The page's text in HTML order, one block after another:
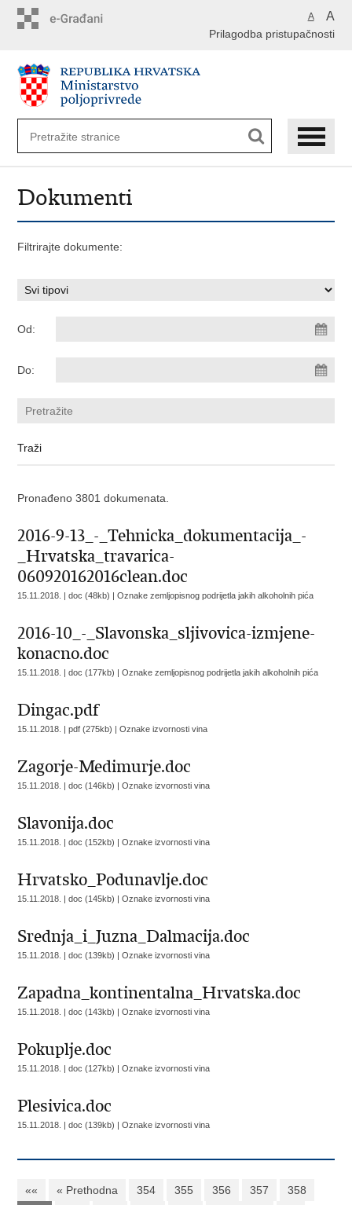
A A
Prilagodba pristupačnosti
Dokumenti
Filtrirajte dokumente:
Od:
Do:
Pronađeno 3801 dokumenata.
2016-9-13_-_Tehnicka_dokumentacija_-
_Hrvatska_travarica-
060920162016clean.doc
15.11.2018. | doc (48kb) |Oznake zemljopisnog podrijetla jakih alkoholnih pića
2016-10_-_Slavonska_sljivovica-izmjene-
konacno.doc
15.11.2018. | doc (177kb) |Oznake zemljopisnog podrijetla jakih alkoholnih pića
Dingac.pdf
15.11.2018. | pdf (275kb) |Oznake izvornosti vina
Zagorje-Medimurje.doc
15.11.2018. | doc (146kb) |Oznake izvornosti vina
Slavonija.doc
15.11.2018. | doc (152kb) |Oznake izvornosti vina
Hrvatsko_Podunavlje.doc
15.11.2018. | doc (145kb) |Oznake izvornosti vina
Srednja_i_Juzna_Dalmacija.doc
15.11.2018. | doc (139kb) |Oznake izvornosti vina
Zapadna_kontinentalna_Hrvatska.doc
15.11.2018. | doc (143kb) |Oznake izvornosti vina
Pokuplje.doc
15.11.2018. | doc (127kb) |Oznake izvornosti vina
Plesivica.doc
15.11.2018. | doc (139kb) |Oznake izvornosti vina
«« « Prethodna 354 355 356 357
358